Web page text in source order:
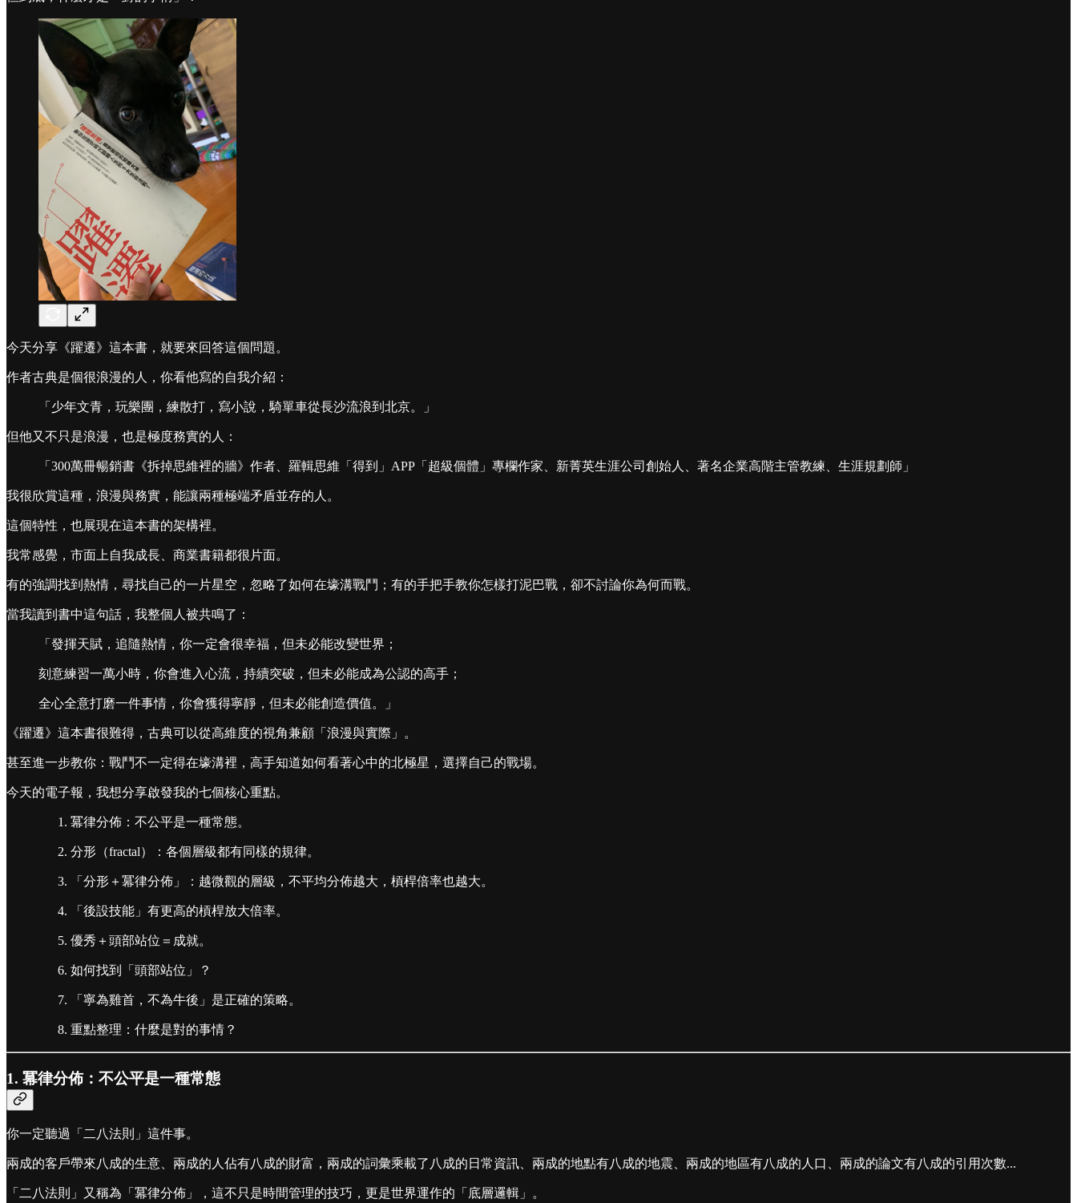
今天分享《躍遷》這本書，就要來回答這個問題。
作者古典是個很浪漫的人，你看他寫的自我介紹：
「少年文青，玩樂團，練散打，寫小說，騎單車從長沙流浪到北京。」
但他又不只是浪漫，也是極度務實的人：
「300萬冊暢銷書《拆掉思維裡的牆》作者、羅輯思維「得到」APP「超級個體」專欄作家、新菁英生涯公司創始人、著名企業高階主管教練、生涯規劃師」
我很欣賞這種，浪漫與務實，能讓兩種極端矛盾並存的人。
這個特性，也展現在這本書的架構裡。
我常感覺，市面上自我成長、商業書籍都很片面。
有的強調找到熱情，尋找自己的一片星空，忽略了如何在壕溝戰鬥；有的手把手教你怎樣打泥巴戰，卻不討論你為何而戰。
當我讀到書中這句話，我整個人被共鳴了：
「發揮天賦，追隨熱情，你一定會很幸福，但未必能改變世界；
刻意練習一萬小時，你會進入心流，持續突破，但未必能成為公認的高手；
全心全意打磨一件事情，你會獲得寧靜，但未必能創造價值。」
《躍遷》這本書很難得，古典可以從高維度的視角兼顧「浪漫與實際」。
甚至進一步教你：戰鬥不一定得在壕溝裡，高手知道如何看著心中的北極星，選擇自己的戰場。
今天的電子報，我想分享啟發我的七個核心重點。
冪律分佈：不公平是一種常態。
分形（fractal）：各個層級都有同樣的規律。
「分形＋冪律分佈」：越微觀的層級，不平均分佈越大，槓桿倍率也越大。
「後設技能」有更高的槓桿放大倍率。
優秀＋頭部站位＝成就。
如何找到「頭部站位」？
「寧為雞首，不為牛後」是正確的策略。
重點整理：什麼是對的事情？
1. 冪律分佈：不公平是一種常態
你一定聽過「二八法則」這件事。
兩成的客戶帶來八成的生意、兩成的人佔有八成的財富，兩成的詞彙乘載了八成的日常資訊、兩成的地點有八成的地震、兩成的地區有八成的人口、兩成的論文有八成的引用次數...
「二八法則」又稱為「冪律分佈」，這不只是時間管理的技巧，更是世界運作的「底層邏輯」。